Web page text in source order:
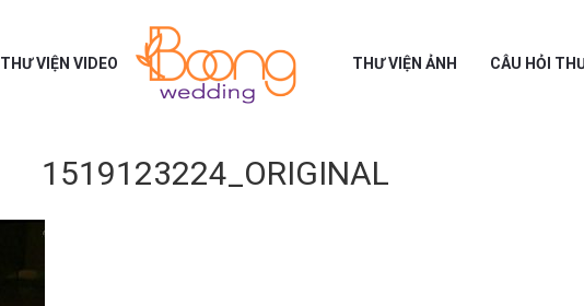
THƯ VIỆN VIDEO THƯ VIỆN ẢNH CÂU HỎI
1519123224_ORIGINAL